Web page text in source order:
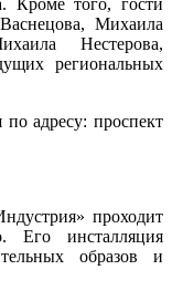
Михаила
Нестерова,
региональных
адресу: проспект
проходит
Его инсталляция
образов и